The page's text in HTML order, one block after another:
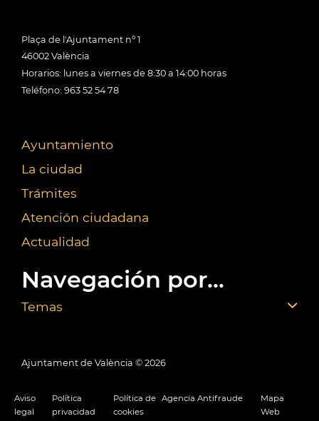
Plaça de l'Ajuntament nº 1
46002 València
Horarios: lunes a viernes de 8:30 a 14:00 horas
Teléfono: 963 52 54 78
Ayuntamiento
La ciudad
Trámites
Atención ciudadana
Actualidad
Navegación por...
Temas
Ajuntament de València © 2026
Aviso
legal
Política
privacidad
Política de
cookies
Agencia Antifraude
Mapa
Web